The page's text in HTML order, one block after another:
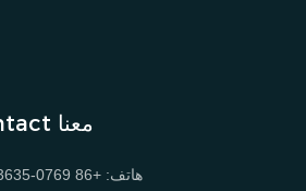
Contact معنا
هاتف: +86 0769-89333635